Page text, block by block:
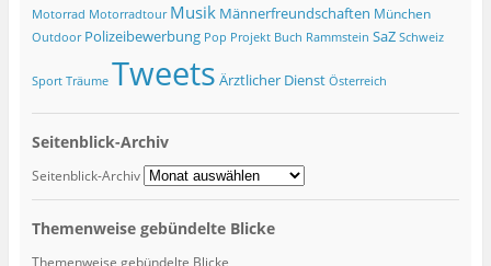
Motorrad Motorradtour Musik Männerfreundschaften München
Outdoor Polizeibewerbung Pop Projekt Buch Rammstein SaZ Schweiz
Sport Träume Tweets Ärztlicher Dienst Österreich
Seitenblick-Archiv
Seitenblick-Archiv
Themenweise gebündelte Blicke